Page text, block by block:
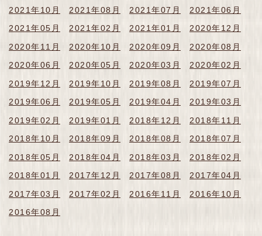
2021年10月
2021年08月 2021年07月
2021年06月
2021年05月
2021年02月 2021年01月
2020年12月
2020年11月
2020年10月 2020年09月
2020年08月
2020年06月
2020年05月 2020年03月
2020年02月
2019年12月
2019年10月 2019年08月
2019年07月
2019年06月
2019年05月 2019年04月
2019年03月
2019年02月
2019年01月 2018年12月
2018年11月
2018年10月
2018年09月 2018年08月
2018年07月
2018年05月
2018年04月 2018年03月
2018年02月
2018年01月
2017年12月 2017年08月
2017年04月
2017年03月
2017年02月 2016年11月
2016年10月
2016年08月